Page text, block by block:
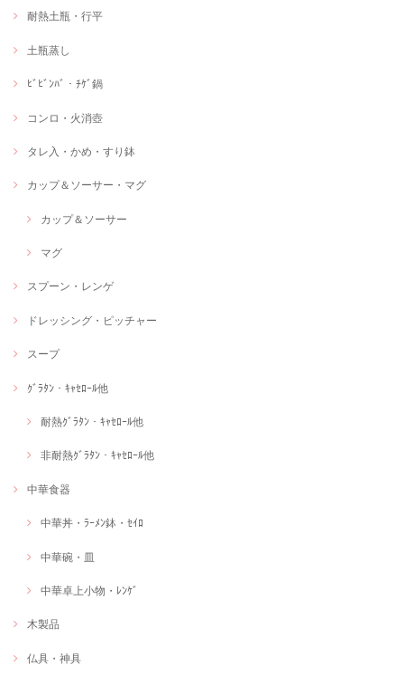
耐熱土瓶・行平
土瓶蒸し
ﾋﾞﾋﾞﾝﾊﾞ・ﾁｹﾞ鍋
コンロ・火消壺
タレ入・かめ・すり鉢
カップ＆ソーサー・マグ
カップ＆ソーサー
マグ
スプーン・レンゲ
ドレッシング・ピッチャー
スープ
ｸﾞﾗﾀﾝ・ｷｬｾﾛｰﾙ他
耐熱ｸﾞﾗﾀﾝ・ｷｬｾﾛｰﾙ他
非耐熱ｸﾞﾗﾀﾝ・ｷｬｾﾛｰﾙ他
中華食器
中華丼・ﾗｰﾒﾝ鉢・ｾｲﾛ
中華碗・皿
中華卓上小物・ﾚﾝｹﾞ
木製品
仏具・神具